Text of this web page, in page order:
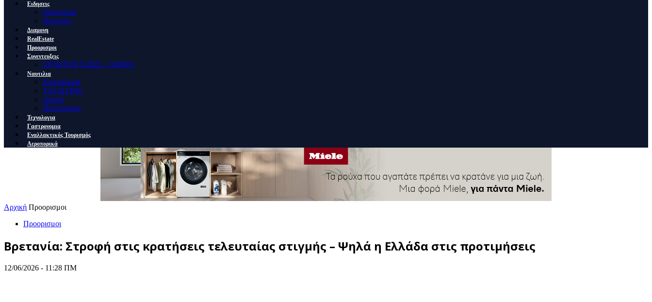
Ειδησεις
Οικονομια
Πολιτικη
Διαμονη
RealEstate
Προορισμοι
Συνεντευξεις
ΣΥΝΕΝΤΕΥΞΕΙΣ – ΑΡΘΡΑ
Ναυτιλια
Κρουαζιερα
YACHTING
Λιμανι
Ποντοπορος
Τεχνολογια
Γαστρονομια
Εναλλακτικός Τουρισμός
Αεροπορικά
Αρχική Προορισμοι
Προορισμοι
Βρετανία: Στροφή στις κρατήσεις τελευταίας στιγμής – Ψηλά η Ελλάδα στις προτιμήσεις
12/06/2026 - 11:28 ΠΜ